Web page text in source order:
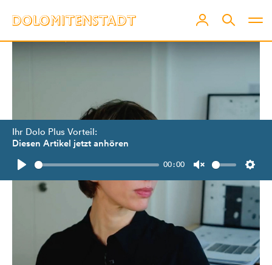
Ihr Dolo Plus Vorteil:
Diesen Artikel jetzt anhören
Play
00:00
Unmute